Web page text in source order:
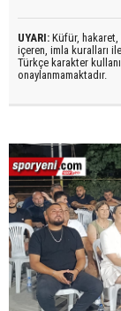
UYARI: Küfür, hakaret,
içeren, imla kuralları ile
Türkçe karakter
onaylanmamaktadır.